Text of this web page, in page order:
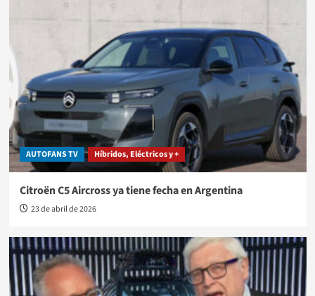
AUTOFANS TV Híbridos, Eléctricos y +
Citroën C5 Aircross ya tiene fecha en Argentina
23 de abril de 2026